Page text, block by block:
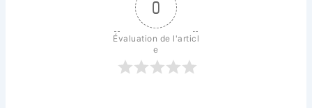
0
Évaluation de l'articl
e